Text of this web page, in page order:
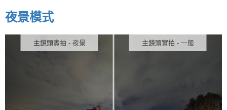
夜景模式
主鏡頭實拍 - 夜景 主鏡頭實拍 - 一般